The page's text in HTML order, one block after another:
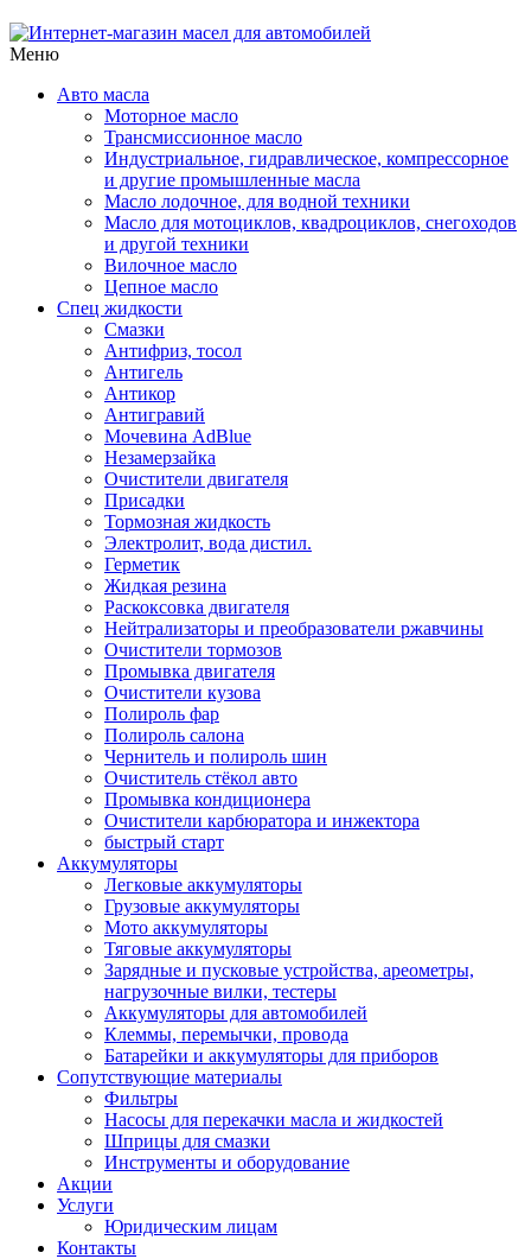
Меню
Авто масла
Моторное масло
Трансмиссионное масло
Индустриальное, гидравлическое, компрессорное
и другие промышленные масла
Масло лодочное, для водной техники
Масло для мотоциклов, квадроциклов, снегоходов
и другой техники
Вилочное масло
Цепное масло
Спец жидкости
Смазки
Антифриз, тосол
Антигель
Антикор
Антигравий
Мочевина AdBlue
Незамерзайка
Очистители двигателя
Присадки
Тормозная жидкость
Электролит, вода дистил.
Герметик
Жидкая резина
Раскоксовка двигателя
Нейтрализаторы и преобразователи ржавчины
Очистители тормозов
Промывка двигателя
Очистители кузова
Полироль фар
Полироль салона
Чернитель и полироль шин
Очиститель стёкол авто
Промывка кондиционера
Очистители карбюратора и инжектора
быстрый старт
Аккумуляторы
Легковые аккумуляторы
Грузовые аккумуляторы
Мото аккумуляторы
Тяговые аккумуляторы
Зарядные и пусковые устройства, ареометры,
нагрузочные вилки, тестеры
Аккумуляторы для автомобилей
Клеммы, перемычки, провода
Батарейки и аккумуляторы для приборов
Сопутствующие материалы
Фильтры
Насосы для перекачки масла и жидкостей
Шприцы для смазки
Инструменты и оборудование
Акции
Услуги
Юридическим лицам
Контакты